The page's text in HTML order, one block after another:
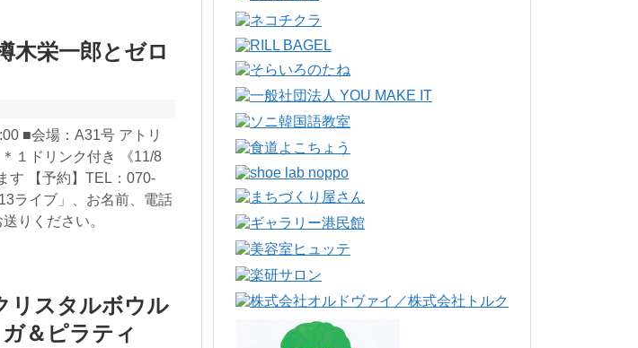
木栄一郎とゼロ
■会場：A31号 アトリ
１ドリンク付き 《11/8
す 【予約】TEL：070-
ライブ」、お名前、電話
りください。
リスタルボウル
＆ピラティ